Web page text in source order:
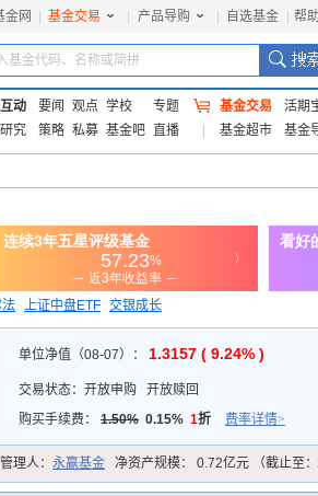
金网 基金交易 产品导购 自选基金 帮
基金代码、名称或简拼
动 要闻 观点 学校
专题
究
策略 私募 基金吧 直播
基金交易 活期
基金超市
基金
上证中盘ETF 交银成长
单位净值（08-07）： 1.3157 ( 9.24% )
交易状态： 开放申购
开放赎回
购买手续费： 1.50% 0.15% 1折 费率详情>
管理人： 永赢基金 净资产规模： 0.72亿元 （截止至